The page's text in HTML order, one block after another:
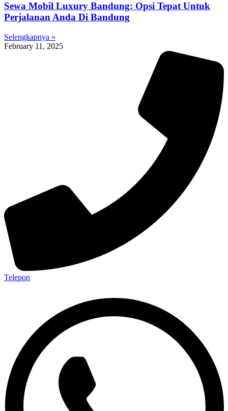
Sewa Mobil Luxury Bandung: Opsi Tepat Untuk
Perjalanan Anda Di Bandung
Selengkapnya »
February 11, 2025
Telepon